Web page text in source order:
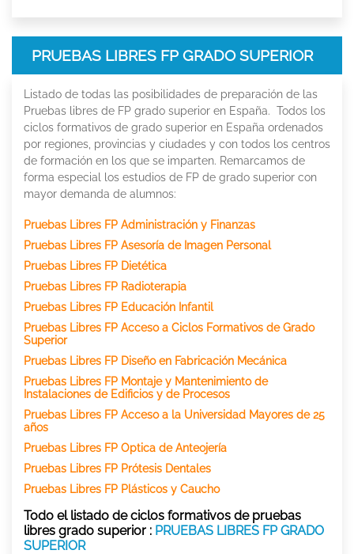
PRUEBAS LIBRES FP GRADO SUPERIOR
Listado de todas las posibilidades de preparación de las
Pruebas libres de FP grado superior en España. Todos los
ciclos formativos de grado superior en España ordenados
por regiones, provincias y ciudades y con todos los centros
de formación en los que se imparten. Remarcamos de
forma especial los estudios de FP de grado superior con
mayor demanda de alumnos:
Pruebas Libres FP Administración y Finanzas
Pruebas Libres FP Asesoría de Imagen Personal
Pruebas Libres FP Dietética
Pruebas Libres FP Radioterapia
Pruebas Libres FP Educación Infantil
Pruebas Libres FP Acceso a Ciclos Formativos de Grado
Superior
Pruebas Libres FP Diseño en Fabricación Mecánica
Pruebas Libres FP Montaje y Mantenimiento de
Instalaciones de Edificios y de Procesos
Pruebas Libres FP Acceso a la Universidad Mayores de 25
años
Pruebas Libres FP Optica de Anteojería
Pruebas Libres FP Prótesis Dentales
Pruebas Libres FP Plásticos y Caucho
Todo el listado de ciclos formativos de pruebas
libres grado superior : PRUEBAS LIBRES FP GRADO
SUPERIOR